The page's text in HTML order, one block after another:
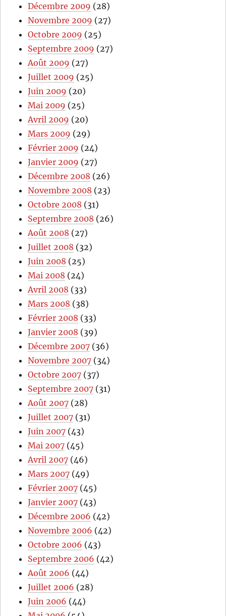
Décembre 2009 (28)
Novembre 2009 (27)
Octobre 2009 (25)
Septembre 2009 (27)
Août 2009 (27)
Juillet 2009 (25)
Juin 2009 (20)
Mai 2009 (25)
Avril 2009 (20)
Mars 2009 (29)
Février 2009 (24)
Janvier 2009 (27)
Décembre 2008 (26)
Novembre 2008 (23)
Octobre 2008 (31)
Septembre 2008 (26)
Août 2008 (27)
Juillet 2008 (32)
Juin 2008 (25)
Mai 2008 (24)
Avril 2008 (33)
Mars 2008 (38)
Février 2008 (33)
Janvier 2008 (39)
Décembre 2007 (36)
Novembre 2007 (34)
Octobre 2007 (37)
Septembre 2007 (31)
Août 2007 (28)
Juillet 2007 (31)
Juin 2007 (43)
Mai 2007 (45)
Avril 2007 (46)
Mars 2007 (49)
Février 2007 (45)
Janvier 2007 (43)
Décembre 2006 (42)
Novembre 2006 (42)
Octobre 2006 (43)
Septembre 2006 (42)
Août 2006 (44)
Juillet 2006 (28)
Juin 2006 (44)